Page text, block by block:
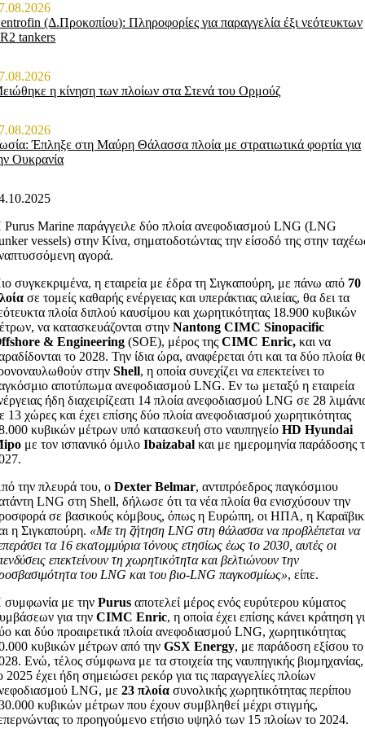
(Δ.Προκοπίου): Πληροφορίες για παραγγελία έξι νεότευκτων
tankers
η κίνηση των πλοίων στα Στενά του Ορμούζ
Έπληξε στη Μαύρη Θάλασσα πλοία με στρατιωτικά φορτία για
Ουκρανία
Marine παράγγειλε δύο πλοία ανεφοδιασμού LNG (LNG
vessels) στην Κίνα, σηματοδοτώντας την είσοδό της στην
αγορά.
συγκεκριμένα, η εταιρεία με έδρα τη Σιγκαπούρη, με πάνω από 70
σε τομείς καθαρής ενέργειας και υπεράκτιας αλιείας, θα δει τα
πλοία διπλού καυσίμου και χωρητικότητας 18.900 κυβικών
να κατασκευάζονται στηνNantong CIMC Sinopacific
& Engineering (SOE), μέρος τηςCIMC Enric, και να
το 2028. Την ίδια ώρα, αναφέρεται ότι και τα δύο πλοία
στηνShell, η οποία συνεχίζει να επεκτείνει το
αποτύπωμα ανεφοδιασμού LNG. Εν τω μεταξύ η εταιρεία
ήδη διαχειρίζεατι 14 πλοία ανεφοδιασμού LNG σε 28
13 χώρες και έχει επίσης δύο πλοία ανεφοδιασμού χωρητικότητας
κυβικών μέτρων υπό κατασκευή στο ναυπηγείοHD Hyundai
με τον ισπανικό όμιλοIbaizabal και με ημερομηνία παράδοσης
την πλευρά του, οDexter Belmar, αντιπρόεδρος παγκόσμιου
LNG στη Shell, δήλωσε ότι τα νέα πλοία θα ενισχύσουν την
σε βασικούς κόμβους, όπως η Ευρώπη, οι ΗΠΑ, η
η Σιγκαπούρη. «Με τη ζήτηση LNG στη θάλασσα να προβλέπεται να
τα 16 εκατομμύρια τόνους ετησίως έως το 2030, αυτές οι
επεκτείνουν τη χωρητικότητα και βελτιώνουν την
του LNG και του βιο-LNG παγκοσμίως», είπε.
με την Purus αποτελεί μέρος ενός ευρύτερου κύματος
για τηνCIMC Enric, η οποία έχει επίσης κάνει κράτηση
και δύο προαιρετικά πλοία ανεφοδιασμού LNG, χωρητικότητας
κυβικών μέτρων από τηνGSX Energy, με παράδοση εξίσου το
Ενώ, τέλος σύμφωνα με τα στοιχεία της ναυπηγικής βιομηχανίας,
2025 έχει ήδη σημειώσει ρεκόρ για τις παραγγελίες πλοίων
LNG, με 23 πλοία συνολικής χωρητικότητας περίπου
κυβικών μέτρων που έχουν συμβληθεί μέχρι στιγμής,
το προηγούμενο ετήσιο υψηλό των 15 πλοίων το 2024.